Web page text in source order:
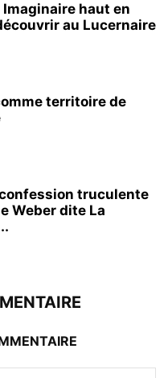
Imaginaire haut en
au Lucernaire
territoire de
truculente
Weber dite La